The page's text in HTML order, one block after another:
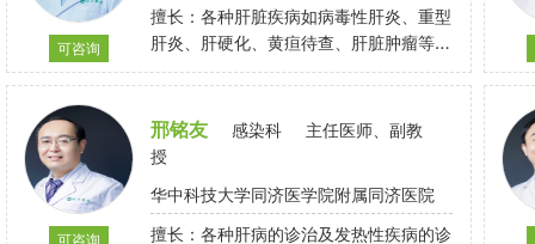
可咨询
擅长：各种肝脏疾病如病毒性肝炎、重型
肝炎、肝硬化、黄疸待查、肝脏肿瘤等及
各种感染发热性疾病
可咨询
邢铭友 感染科
主任医师、副教
授
华中科技大学同济医学院附属同济医院
擅长：各种肝病的诊治及发热性疾病的诊